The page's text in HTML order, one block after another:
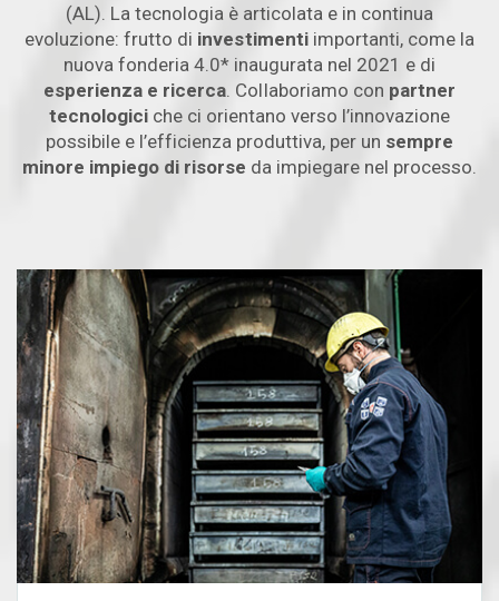
(AL). La tecnologia è articolata e in continua
evoluzione: frutto di investimentiimportanti, come la
nuova fonderia 4.0* inaugurata nel 2021 e di
esperienza e ricerca. Collaboriamo con partner
tecnologiciche ci orientano verso l’innovazione
possibile e l’efficienza produttiva, per un sempre
minore impiego di risorse da impiegare nel processo.